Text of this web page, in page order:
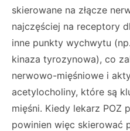
skierowane na złącze
najczęściej na receptory
inne punkty wychwytu
kinaza tyrozynowa), co
nerwowo-mięśniowe i
acetylocholiny, które są
mięśni. Kiedy lekarz POZ
powinien więc skierować